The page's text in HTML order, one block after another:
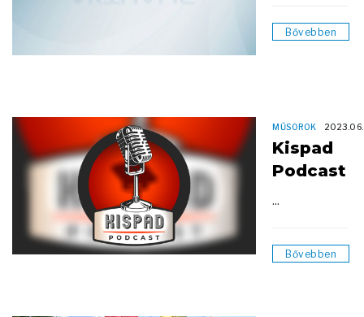
Bővebben
MŰSOROK
Kispad
Podcast
...
Bővebben